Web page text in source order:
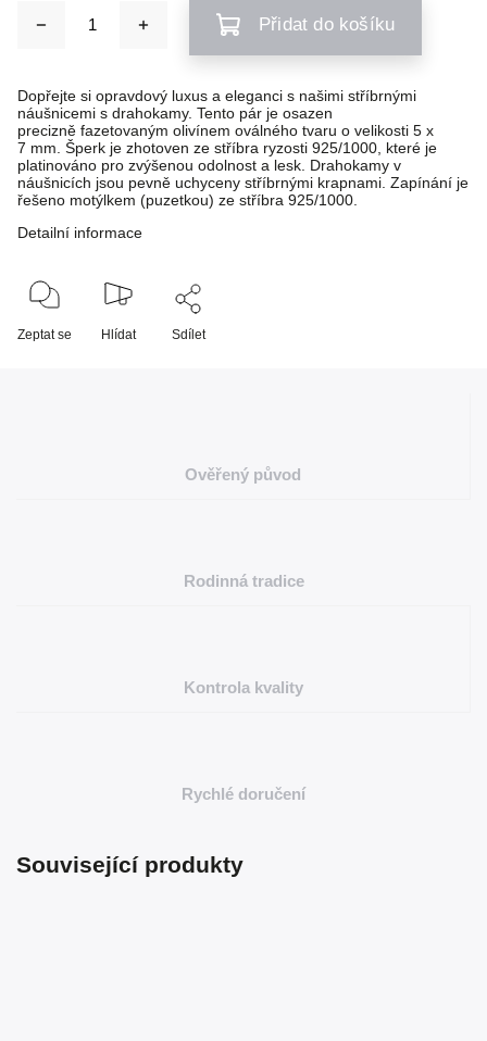
Přidat do košíku
Dopřejte si opravdový luxus a eleganci s našimi stříbrnými
náušnicemi s drahokamy. Tento pár je osazen
precizně fazetovaným olivínem oválného tvaru o velikosti 5 x
7 mm. Šperk je zhotoven ze stříbra ryzosti 925/1000, které je
platinováno pro zvýšenou odolnost a lesk. Drahokamy v
náušnicích jsou pevně uchyceny stříbrnými krapnami. Zapínání je
řešeno motýlkem (puzetkou) ze stříbra 925/1000.
Detailní informace
Zeptat se Hlídat Sdílet
Ověřený původ
Rodinná tradice
Kontrola kvality
Rychlé doručení
Související produkty